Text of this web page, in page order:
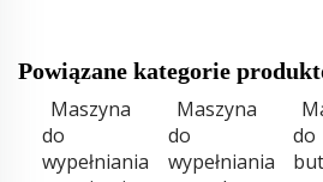
Powiązane kategorie
Maszyna
do
wypełniania
Maszyna
do
wypełniania
do